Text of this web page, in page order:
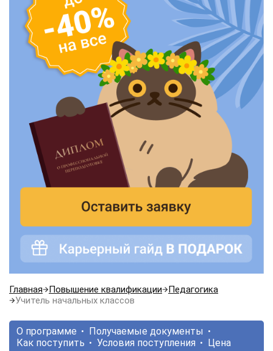
Главная Повышение квалификации
Педагогика
Учитель начальных классов
О программе
Получаемые документы
Как поступить
Условия поступления Цена